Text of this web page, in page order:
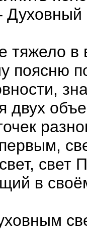
тяжело в
поясню
двух
свет
в